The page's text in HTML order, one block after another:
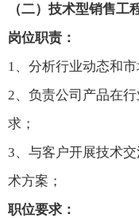
（二）技术型销售工
岗位职责：
1、 分析行业动态和市
2、 负责公司产品在
求 ；
3、 与客户开展技术交
术方案 ；
职位要求：